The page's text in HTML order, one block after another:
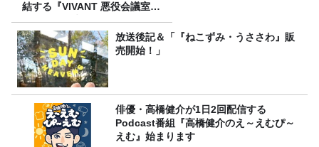
結する『VIVANT 悪役会議室』
7/26(日)23時スタート！
放送後記＆「『ねこずみ・うささわ』販
売開始！」
俳優・高橋健介が1日2回配信する
Podcast番組『高橋健介のえ～えむぴ～
えむ』始まります